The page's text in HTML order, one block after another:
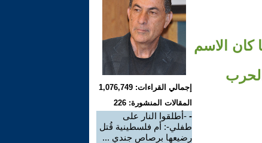
كان الاسم
إجمالي القراءات: 1,076,749
المقالات المنشورة: 226
- -أطلقوا النار على
طفلي-: أم فلسطينية قُتل
رضيعها برصاص جندي ...